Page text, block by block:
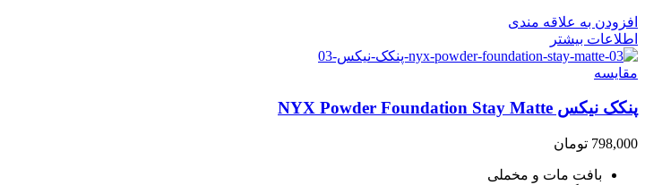
افزودن به علاقه مندی
اطلاعات بیشتر
مقایسه
پنکک نیکس NYX Powder Foundation Stay Matte
798,000 تومان
بافت مات و مخملی